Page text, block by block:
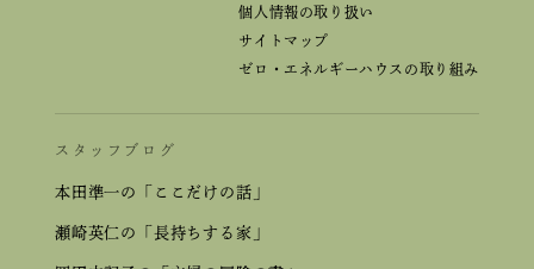
個人情報の取り扱い
サイトマップ
ゼロ・エネルギーハウスの取り組み
スタッフブログ
本田準一の「ここだけの話」
瀬崎英仁の「長持ちする家」